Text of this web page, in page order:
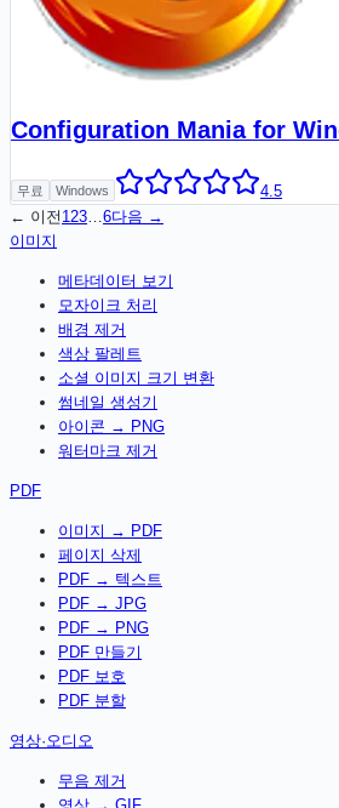
Configuration Mania for
무료 Windows
4.5
← 이전 123…6다음 →
이미지
메타데이터 보기
모자이크 처리
배경 제거
색상 팔레트
소셜 이미지 크기 변환
썸네일 생성기
아이콘 → PNG
워터마크 제거
PDF
이미지 → PDF
페이지 삭제
PDF → 텍스트
PDF → JPG
PDF → PNG
PDF 만들기
PDF 보호
PDF 분할
영상·오디오
무음 제거